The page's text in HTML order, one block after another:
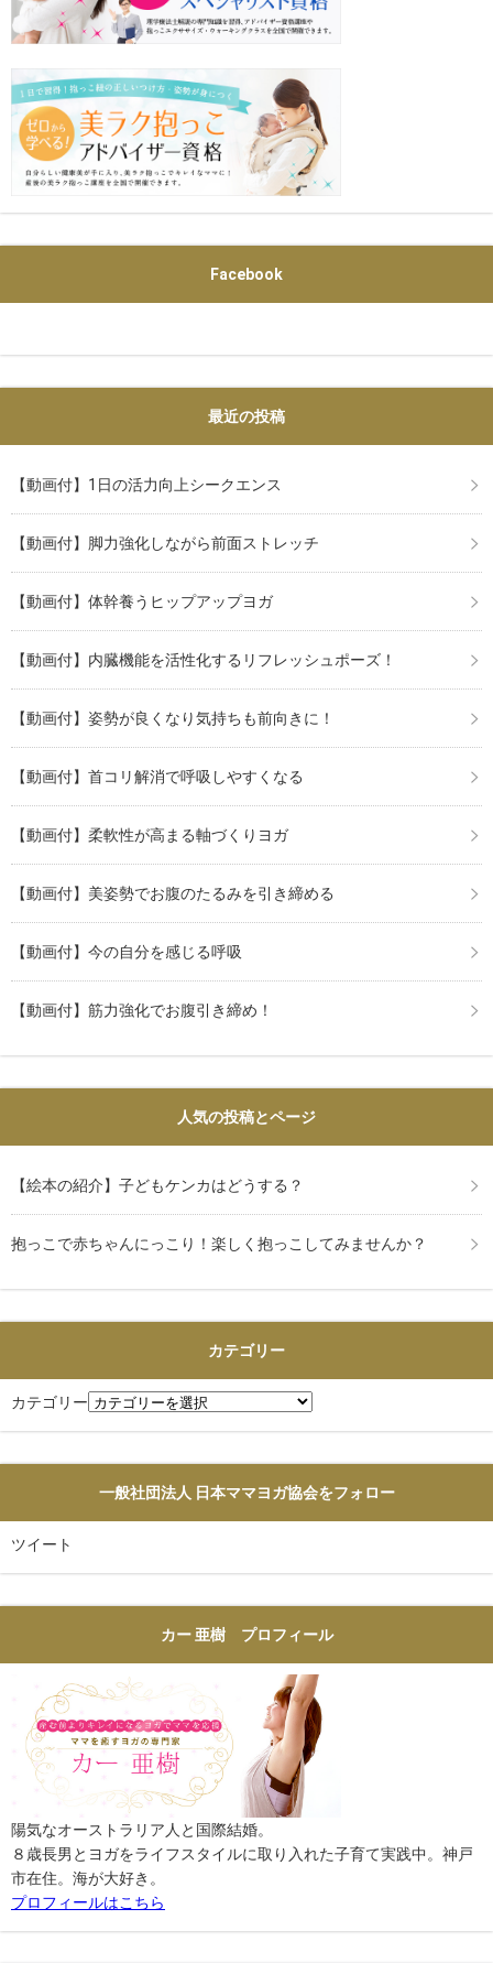
Facebook
最近の投稿
【動画付】1日の活力向上シークエンス
【動画付】脚力強化しながら前面ストレッチ
【動画付】体幹養うヒップアップヨガ
【動画付】内臓機能を活性化するリフレッシュポーズ！
【動画付】姿勢が良くなり気持ちも前向きに！
【動画付】首コリ解消で呼吸しやすくなる
【動画付】柔軟性が高まる軸づくりヨガ
【動画付】美姿勢でお腹のたるみを引き締める
【動画付】今の自分を感じる呼吸
【動画付】筋力強化でお腹引き締め！
人気の投稿とページ
【絵本の紹介】子どもケンカはどうする？
抱っこで赤ちゃんにっこり！楽しく抱っこしてみませんか？
カテゴリー
カテゴリー
一般社団法人 日本ママヨガ協会をフォロー
ツイート
カー 亜樹 プロフィール
陽気なオーストラリア人と国際結婚。
８歳長男とヨガをライフスタイルに取り入れた子育て実践中。神戸
市在住。海が大好き。
プロフィールはこちら